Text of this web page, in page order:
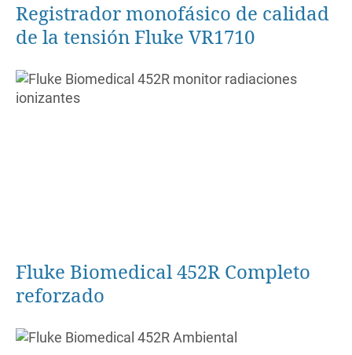
Registrador monofásico de calidad
de la tensión Fluke VR1710
Fluke Biomedical 452R Completo
reforzado